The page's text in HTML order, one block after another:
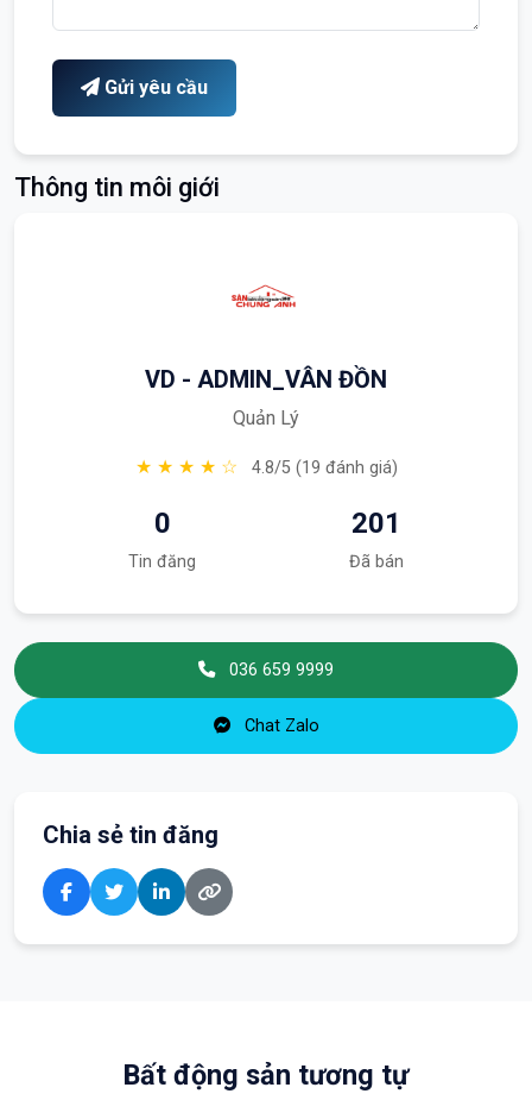
Gửi yêu cầu
Thông tin môi giới
VD - ADMIN_VÂN ĐỒN
Quản Lý
★ ★ ★ ★ ☆ 4.8/5 (19 đánh giá)
0
Tin đăng
201
Đã bán
036 659 9999
Chat Zalo
Chia sẻ tin đăng
Bất động sản tương tự